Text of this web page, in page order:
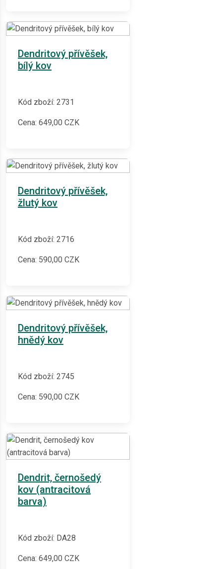
Dendritový přívěšek,
bílý kov
Kód zboží: 2731
Cena: 649,00 CZK
Dendritový přívěšek,
žlutý kov
Kód zboží: 2716
Cena: 590,00 CZK
Dendritový přívěšek,
hnědý kov
Kód zboží: 2745
Cena: 590,00 CZK
Dendrit, černošedý
kov (antracitová
barva)
Kód zboží: DA28
Cena: 649,00 CZK